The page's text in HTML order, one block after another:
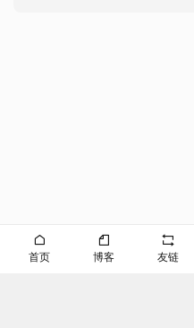
首页 博客 友链